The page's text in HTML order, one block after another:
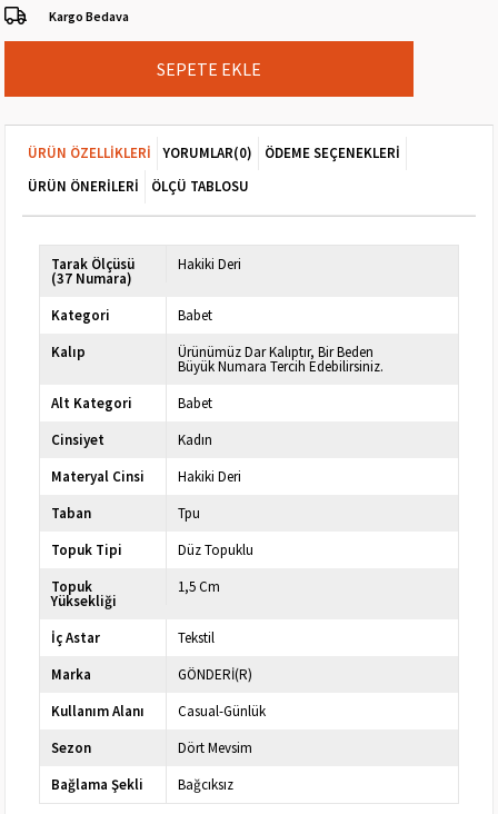
Kargo Bedava
ÜRÜN ÖZELLIKLERI YORUMLAR(0)
ÖDEME SEÇENEKLERI
ÜRÜN ÖNERILERI
ÖLÇÜ TABLOSU
Tarak Ölçüsü
(37 Numara)
Hakiki Deri
Kategori
Babet
Kalıp
Ürünümüz Dar Kalıptır, Bir Beden
Büyük Numara Tercih Edebilirsiniz.
Alt Kategori
Babet
Cinsiyet
Kadın
Materyal Cinsi
Hakiki Deri
Taban
Tpu
Topuk Tipi
Düz Topuklu
Topuk
Yüksekliği
1,5 Cm
İç Astar
Tekstil
Marka
GÖNDERİ(R)
Kullanım Alanı
Casual-Günlük
Sezon
Dört Mevsim
Bağlama Şekli
Bağcıksız